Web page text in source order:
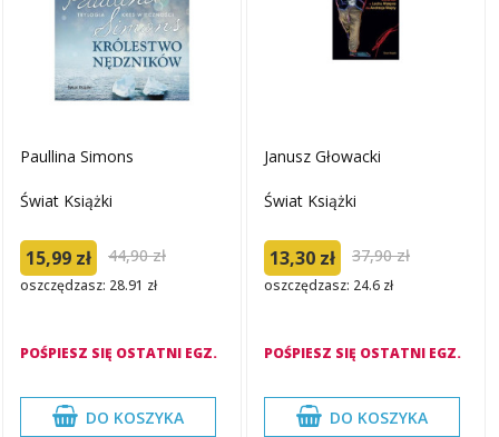
Paullina Simons
Świat Książki
15,99 zł 44,90 zł
oszczędzasz: 28.91 zł
POŚPIESZ SIĘ OSTATNI EGZ.
DO KOSZYKA
Janusz Głowacki
Świat Książki
13,30 zł 37,90 zł
oszczędzasz: 24.6 zł
POŚPIESZ SIĘ OSTATNI EGZ.
DO KOSZYKA